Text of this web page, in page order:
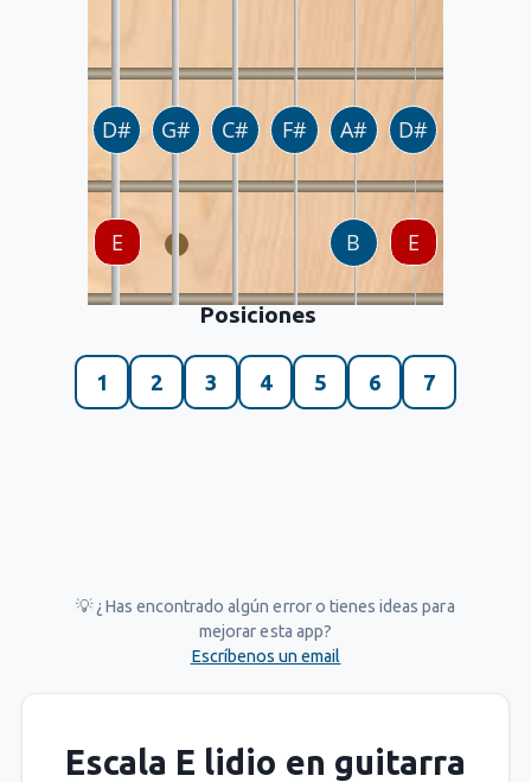
Posiciones
1 2 3 4 5 6 7
💡 ¿Has encontrado algún error o tienes ideas para
mejorar esta app?
Escríbenos un email
Escala E lidio en guitarra